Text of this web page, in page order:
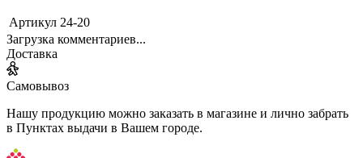
Артикул 24-20
Загрузка комментариев...
Доставка
Самовывоз
Нашу продукцию можно заказать в магазине и лично забрать
в Пунктах выдачи в Вашем городе.